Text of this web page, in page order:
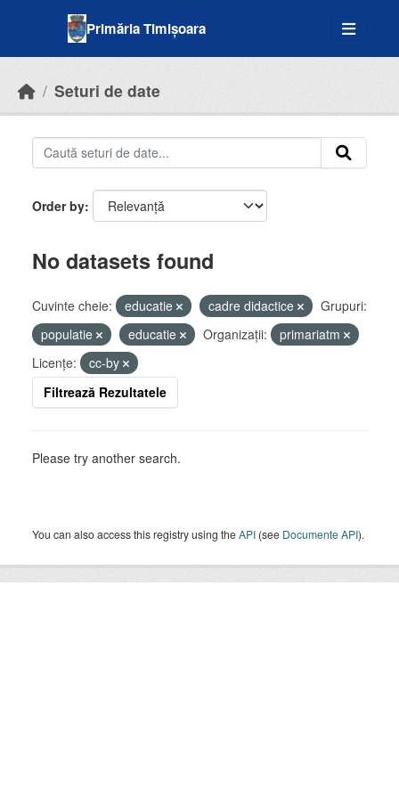
Primăria Timișoara
Seturi de date
Order by
No datasets found
Cuvinte cheie: educatie cadre didactice
Grupuri:
populatie
educatie Organizații:
primariatm
Licenţe:
cc-by
Filtrează Rezultatele
Please try another search.
You can also access this registry using theAPI (see Documente API).